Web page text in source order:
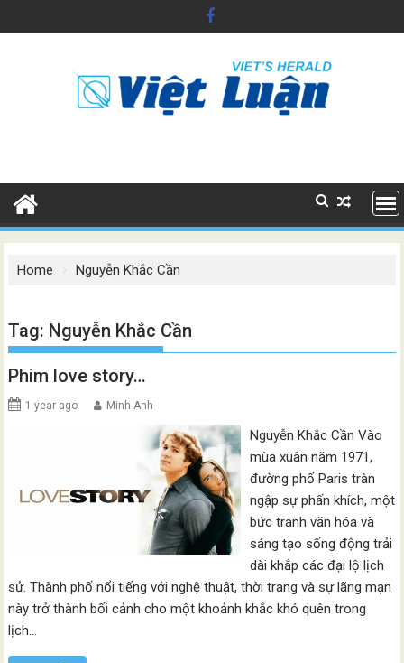
to
Home Nguyễn Khắc Cần
Tag: Nguyễn Khắc Cần
Phim love story…
1 year ago Minh Anh
Nguyễn Khắc Cần Vào
mùa xuân năm 1971,
đường phố Paris tràn
ngập sự phấn khích, một
bức tranh văn hóa và
sáng tạo sống động trải
dài khắp các đại lộ lịch
sử. Thành phố nổi tiếng với nghệ thuật, thời trang và sự lãng mạn
này trở thành bối cảnh cho một khoảnh khắc khó quên trong
lịch…